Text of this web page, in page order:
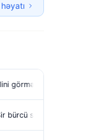
◆ Yuxuda maşın görmək